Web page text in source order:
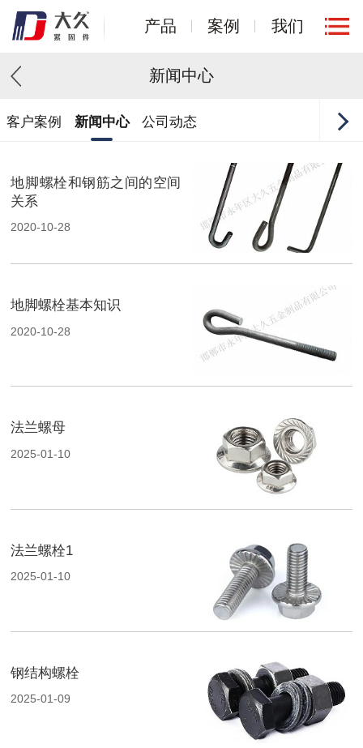
产品 案例 我们
新闻中心
客户案例 新闻中心 公司动态
地脚螺栓和钢筋之间的空间
关系
2020-10-28
地脚螺栓基本知识
2020-10-28
法兰螺母
2025-01-10
法兰螺栓1
2025-01-10
钢结构螺栓
2025-01-09